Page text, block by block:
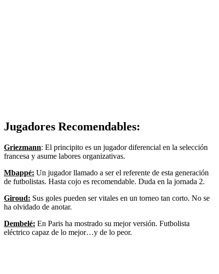
Jugadores Recomendables:
Griezmann: El principito es un jugador diferencial en la selección
francesa y asume labores organizativas.
Mbappé: Un jugador llamado a ser el referente de esta generación
de futbolistas. Hasta cojo es recomendable. Duda en la jornada 2.
Giroud: Sus goles pueden ser vitales en un torneo tan corto. No se
ha olvidado de anotar.
Dembelé: En Paris ha mostrado su mejor versión. Futbolista
eléctrico capaz de lo mejor…y de lo peor.